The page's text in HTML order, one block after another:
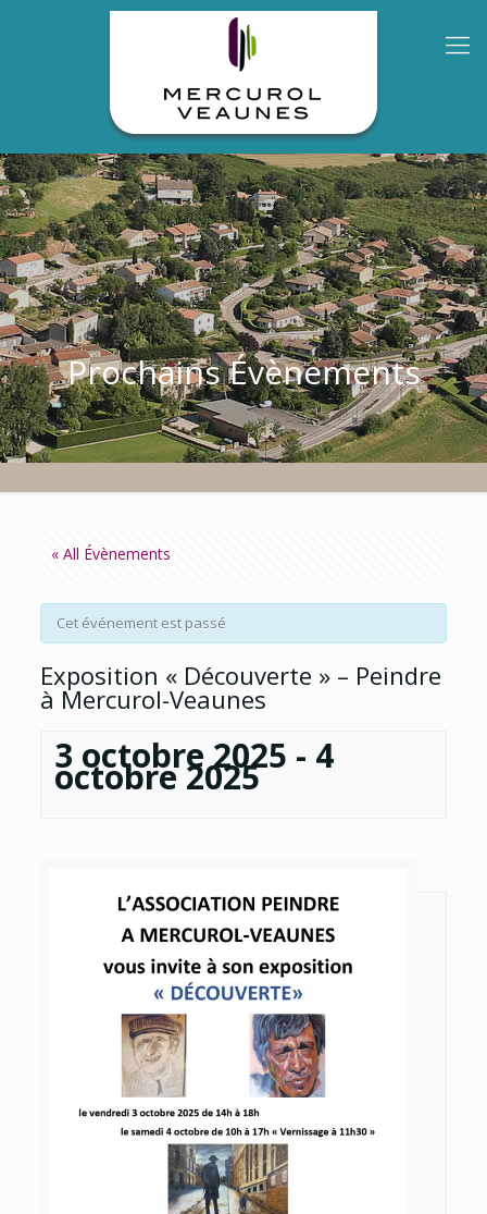
Prochains Évènements
« All Évènements
Cet événement est passé
Exposition « Découverte » – Peindre
à Mercurol-Veaunes
3 octobre 2025 - 4
octobre 2025